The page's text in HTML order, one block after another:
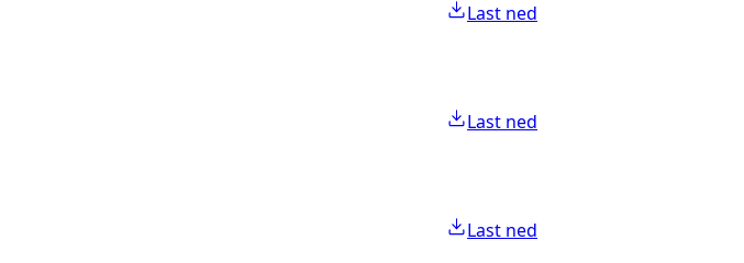
Last ned
Last ned
Last ned